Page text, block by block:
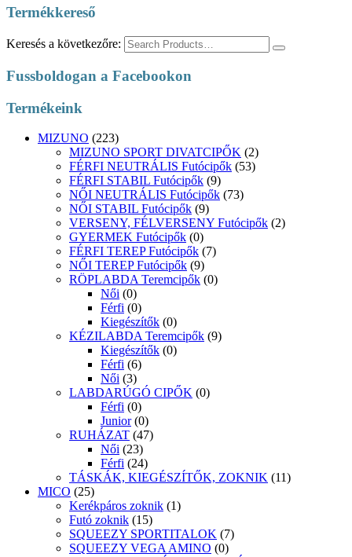
Termékkereső
Keresés a következőre:
Fussboldogan a Facebookon
Termékeink
MIZUNO (223)
MIZUNO SPORT DIVATCIPŐK (2)
FÉRFI NEUTRÁLIS Futócipők (53)
FÉRFI STABIL Futócipők (9)
NŐI NEUTRÁLIS Futócipők (73)
NŐI STABIL Futócipők (9)
VERSENY, FÉLVERSENY Futócipők (2)
GYERMEK Futócipők (0)
FÉRFI TEREP Futócipők (7)
NŐI TEREP Futócipők (9)
RÖPLABDA Teremcipők (0)
Női (0)
Férfi (0)
Kiegészítők (0)
KÉZILABDA Teremcipők (9)
Kiegészítők (0)
Férfi (6)
Női (3)
LABDARÚGÓ CIPŐK (0)
Férfi (0)
Junior (0)
RUHÁZAT (47)
Női (23)
Férfi (24)
TÁSKÁK, KIEGÉSZÍTŐK, ZOKNIK (11)
MICO (25)
Kerékpáros zoknik (1)
Futó zoknik (15)
SQUEEZY SPORTITALOK (7)
SQUEEZY VEGA AMINO (0)